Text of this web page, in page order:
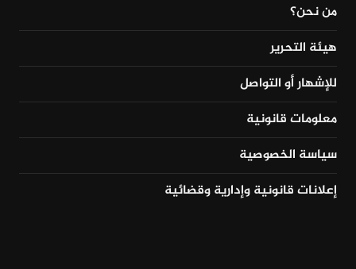
من نحن؟
هيئة التحرير
للإشهار أو التواصل
معلومات قانونية
سياسة الخصوصية
إعلانات قانونية وإدارية وقضائية